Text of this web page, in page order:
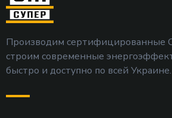
Производим сертифицированные
строим современные
быстро и доступно по всей Украине.